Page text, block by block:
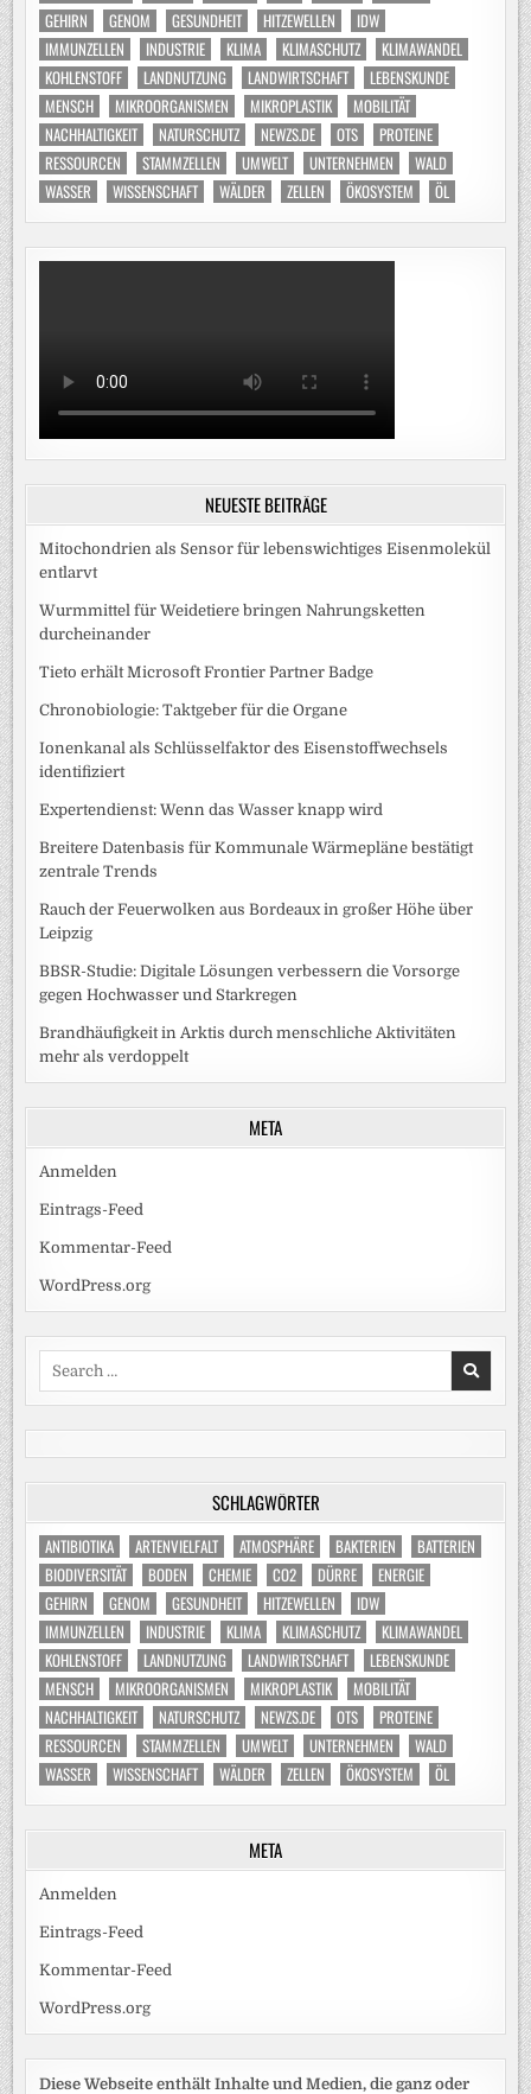
GEHIRN
GENOM GESUNDHEIT HITZEWELLEN
IDW
IMMUNZELLEN
INDUSTRIE KLIMA KLIMASCHUTZ
KLIMAWANDEL
KOHLENSTOFF
LANDNUTZUNG LANDWIRTSCHAFT
LEBENSKUNDE
MENSCH
MIKROORGANISMEN MIKROPLASTIK
MOBILITÄT
NACHHALTIGKEIT
NATURSCHUTZ NEWZS.DE OTS
PROTEINE
RESSOURCEN
STAMMZELLEN UMWELT UNTERNEHMEN
WALD
WASSER
WISSENSCHAFT WÄLDER ZELLEN ÖKOSYSTEM ÖL
NEUESTE BEITRÄGE
Mitochondrien als Sensor für lebenswichtiges Eisenmolekül
entlarvt
Wurmmittel für Weidetiere bringen Nahrungsketten
durcheinander
Tieto erhält Microsoft Frontier Partner Badge
Chronobiologie: Taktgeber für die Organe
Ionenkanal als Schlüsselfaktor des Eisenstoffwechsels
identifiziert
Expertendienst: Wenn das Wasser knapp wird
Breitere Datenbasis für Kommunale Wärmepläne bestätigt
zentrale Trends
Rauch der Feuerwolken aus Bordeaux in großer Höhe über
Leipzig
BBSR-Studie: Digitale Lösungen verbessern die Vorsorge
gegen Hochwasser und Starkregen
Brandhäufigkeit in Arktis durch menschliche Aktivitäten
mehr als verdoppelt
META
Anmelden
Eintrags-Feed
Kommentar-Feed
WordPress.org
SCHLAGWÖRTER
ANTIBIOTIKA ARTENVIELFALT ATMOSPHÄRE BAKTERIEN
BATTERIEN
BIODIVERSITÄT
BODEN CHEMIE CO2 DÜRRE
ENERGIE
GEHIRN
GENOM GESUNDHEIT HITZEWELLEN
IDW
IMMUNZELLEN
INDUSTRIE KLIMA KLIMASCHUTZ
KLIMAWANDEL
KOHLENSTOFF
LANDNUTZUNG LANDWIRTSCHAFT
LEBENSKUNDE
MENSCH
MIKROORGANISMEN MIKROPLASTIK
MOBILITÄT
NACHHALTIGKEIT
NATURSCHUTZ NEWZS.DE OTS
PROTEINE
RESSOURCEN
STAMMZELLEN UMWELT UNTERNEHMEN
WALD
WASSER
WISSENSCHAFT WÄLDER ZELLEN ÖKOSYSTEM ÖL
META
Anmelden
Eintrags-Feed
Kommentar-Feed
WordPress.org
Diese Webseite enthält Inhalte und Medien, die ganz oder